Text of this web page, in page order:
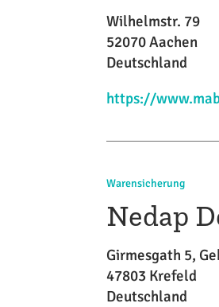
Wilhelmstr. 79
52070 Aachen
Deutschland
https://
Warensicherung
Nedap
Girmesgath 5,
47803 Krefeld
Deutschland